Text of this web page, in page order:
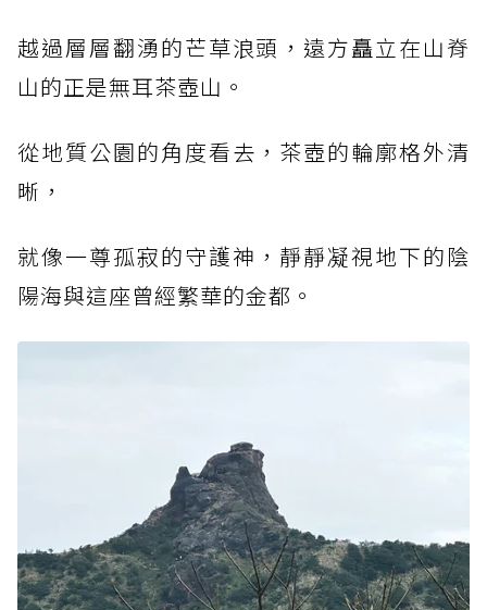
越過層層翻湧的芒草浪頭，遠方矗立在山脊
山的正是無耳茶壺山。
從地質公園的角度看去，茶壺的輪廓格外清
晰，
就像一尊孤寂的守護神，靜靜凝視地下的陰
陽海與這座曾經繁華的金都。